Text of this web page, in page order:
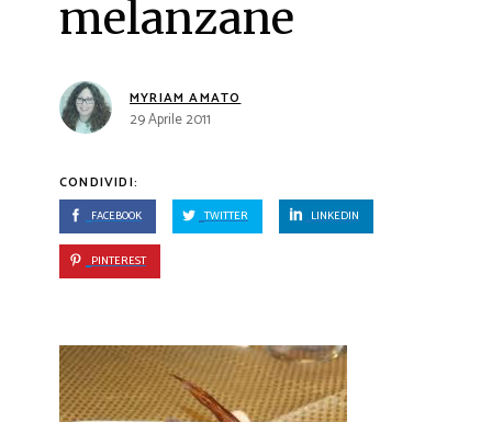
melanzane
MYRIAM AMATO
29 Aprile 2011
CONDIVIDI:
FACEBOOK TWITTER LINKEDIN
PINTEREST